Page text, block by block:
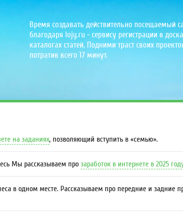
Время создавать действительно посещаемый
благодаря lojy.ru - сервису регистрации в
каталогах статей. Подними траст своих
потратив всего 17 минут.
на заданиях, позволяющий вступить в «семью».
Мы рассказываем про заработок в интернете в 2025
в одном месте. Рассказываем про передние и задние